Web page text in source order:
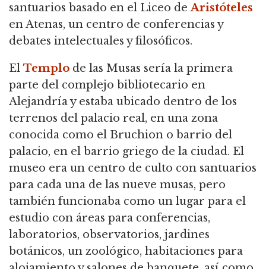
santuarios basado en el Liceo deAristóteles
en Atenas, un centro de conferencias y
debates intelectuales y filosóficos.
El Templo de las Musas sería la primera
parte del complejo bibliotecario en
Alejandría y estaba ubicado dentro de los
terrenos del palacio real, en una zona
conocida como el Bruchion o barrio del
palacio, en el barrio griego de la ciudad. El
museo era un centro de culto con santuarios
para cada una de las nueve musas, pero
también funcionaba como un lugar para el
estudio con áreas para conferencias,
laboratorios, observatorios, jardines
botánicos, un zoológico, habitaciones para